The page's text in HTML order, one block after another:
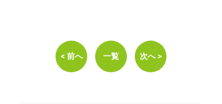
< 前へ 一覧 次へ >